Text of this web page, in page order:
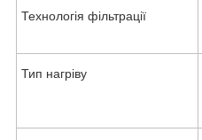
Технологія фільтрації
Тип нагріву